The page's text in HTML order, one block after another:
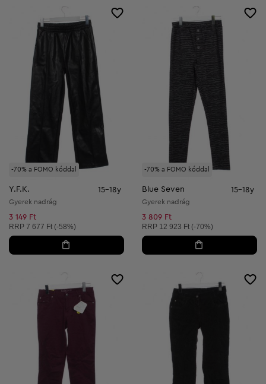
-70% a FOMO kóddal
Y.F.K. 15-18y
Gyerek nadrág
3 149 Ft
Ajánlott ár:
RRP 7 677 Ft (-58%)
-70% a FOMO kóddal
Blue Seven 15-18y
Gyerek nadrág
3 809 Ft
Ajánlott ár:
RRP 12 923 Ft (-70%)